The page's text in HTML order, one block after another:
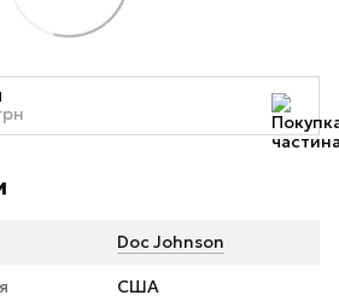
Doc Johnson
США